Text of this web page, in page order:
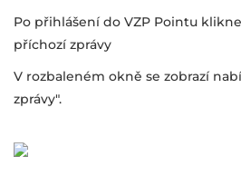
Po přihlášení do VZP Pointu
příchozí zprávy
V rozbaleném okně se zobrazí
zprávy".